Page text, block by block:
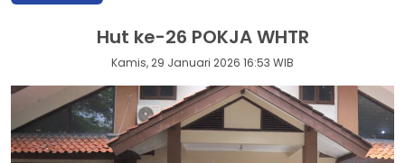
Hut ke-26 POKJA WHTR
Kamis, 29 Januari 2026 16:53 WIB